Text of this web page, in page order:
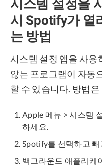
시스템 설정을
시 Spotify가 열
는 방법
시스템 설정 앱을 사용
않는 프로그램이 자동
할 수 있습니다. 방법
Apple 메뉴 > 시스템
하세요.
Spotify를 선택하고
백그라운드 애플리케